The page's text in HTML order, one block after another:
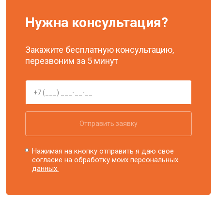
Нужна консультация?
Закажите бесплатную консультацию,
перезвоним за 5 минут
Отправить заявку
Нажимая на кнопку отправить я даю свое
согласие на обработку моихперсональных
данных.